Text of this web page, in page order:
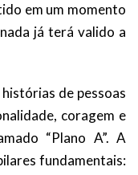
em um momento
já terá valido a
de pessoas
coragem e
“Plano A”. A
fundamentais: